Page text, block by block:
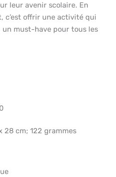
leur avenir scolaire. En
c’est offrir une activité qui
must-have pour tous les
28 cm; 122 grammes